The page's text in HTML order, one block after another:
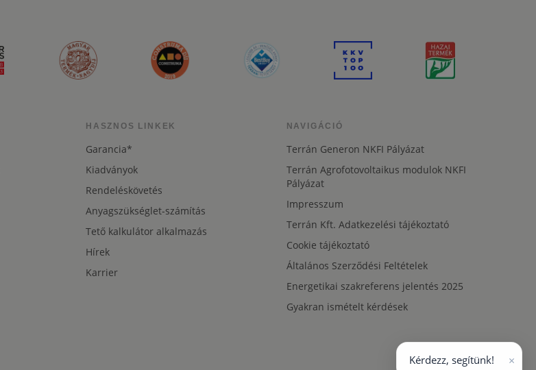
HASZNOS LINKEK
Garancia*
Kiadványok
Rendeléskövetés
Anyagszükséglet-számítás
Tető kalkulátor alkalmazás
Hírek
Karrier
NAVIGÁCIÓ
Terrán Generon NKFI Pályázat
Terrán Agrofotovoltaikus modulok NKFI
Pályázat
Impresszum
Terrán Kft. Adatkezelési tájékoztató
Cookie tájékoztató
Általános Szerződési Feltételek
Energetikai szakreferens jelentés 2025
Gyakran ismételt kérdések
Kérdezz, segítünk! ×